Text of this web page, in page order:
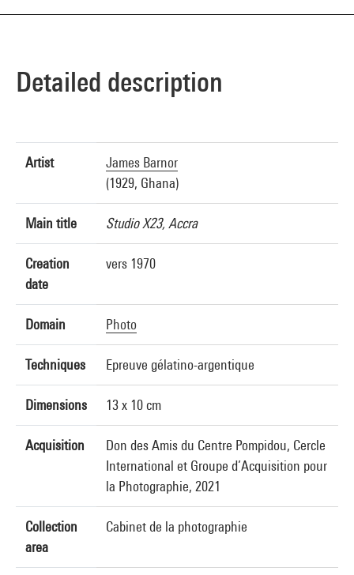
Detailed description
Artist
James Barnor
(1929, Ghana)
Main title Studio X23, Accra
Creation
date
vers 1970
Domain Photo
Techniques Epreuve gélatino-argentique
Dimensions 13 x 10 cm
Acquisition
Don des Amis du Centre Pompidou, Cercle
International et Groupe d’Acquisition pour
la Photographie, 2021
Collection
area
Cabinet de la photographie